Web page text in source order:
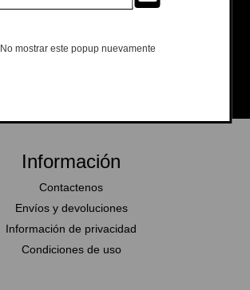
Información
Contactenos
Envíos y devoluciones
Información de privacidad
Condiciones de uso
No mostrar este popup nuevamente